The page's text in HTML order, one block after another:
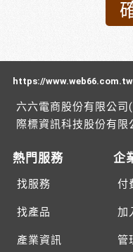
https://www.web66.com.tw
六六電商股份有限公司
際標資訊科技股份有
熱門服務
找服務
找產品
產業資訊
企
付
加
管